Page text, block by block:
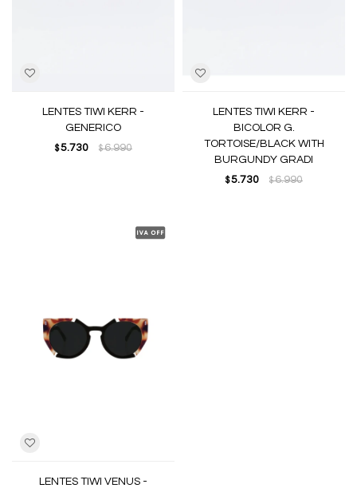
LENTES TIWI KERR -
GENERICO
$ 5.730 $6.990
LENTES TIWI KERR -
BICOLOR G.
TORTOISE/BLACK WITH
BURGUNDY GRADI
$ 5.730 $6.990
LENTES TIWI VENUS -